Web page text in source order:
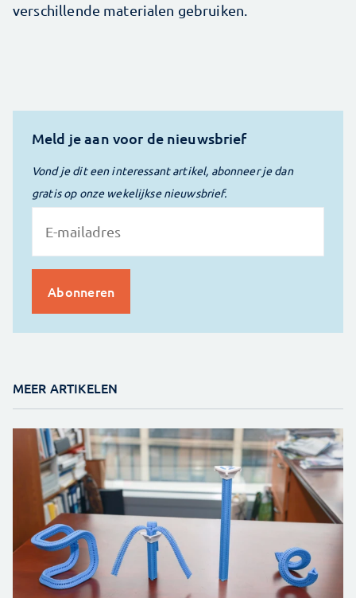
verschillende materialen gebruiken.
Meld je aan voor de nieuwsbrief
Vond je dit een interessant artikel, abonneer je dan
gratis op onze wekelijkse nieuwsbrief.
MEER ARTIKELEN